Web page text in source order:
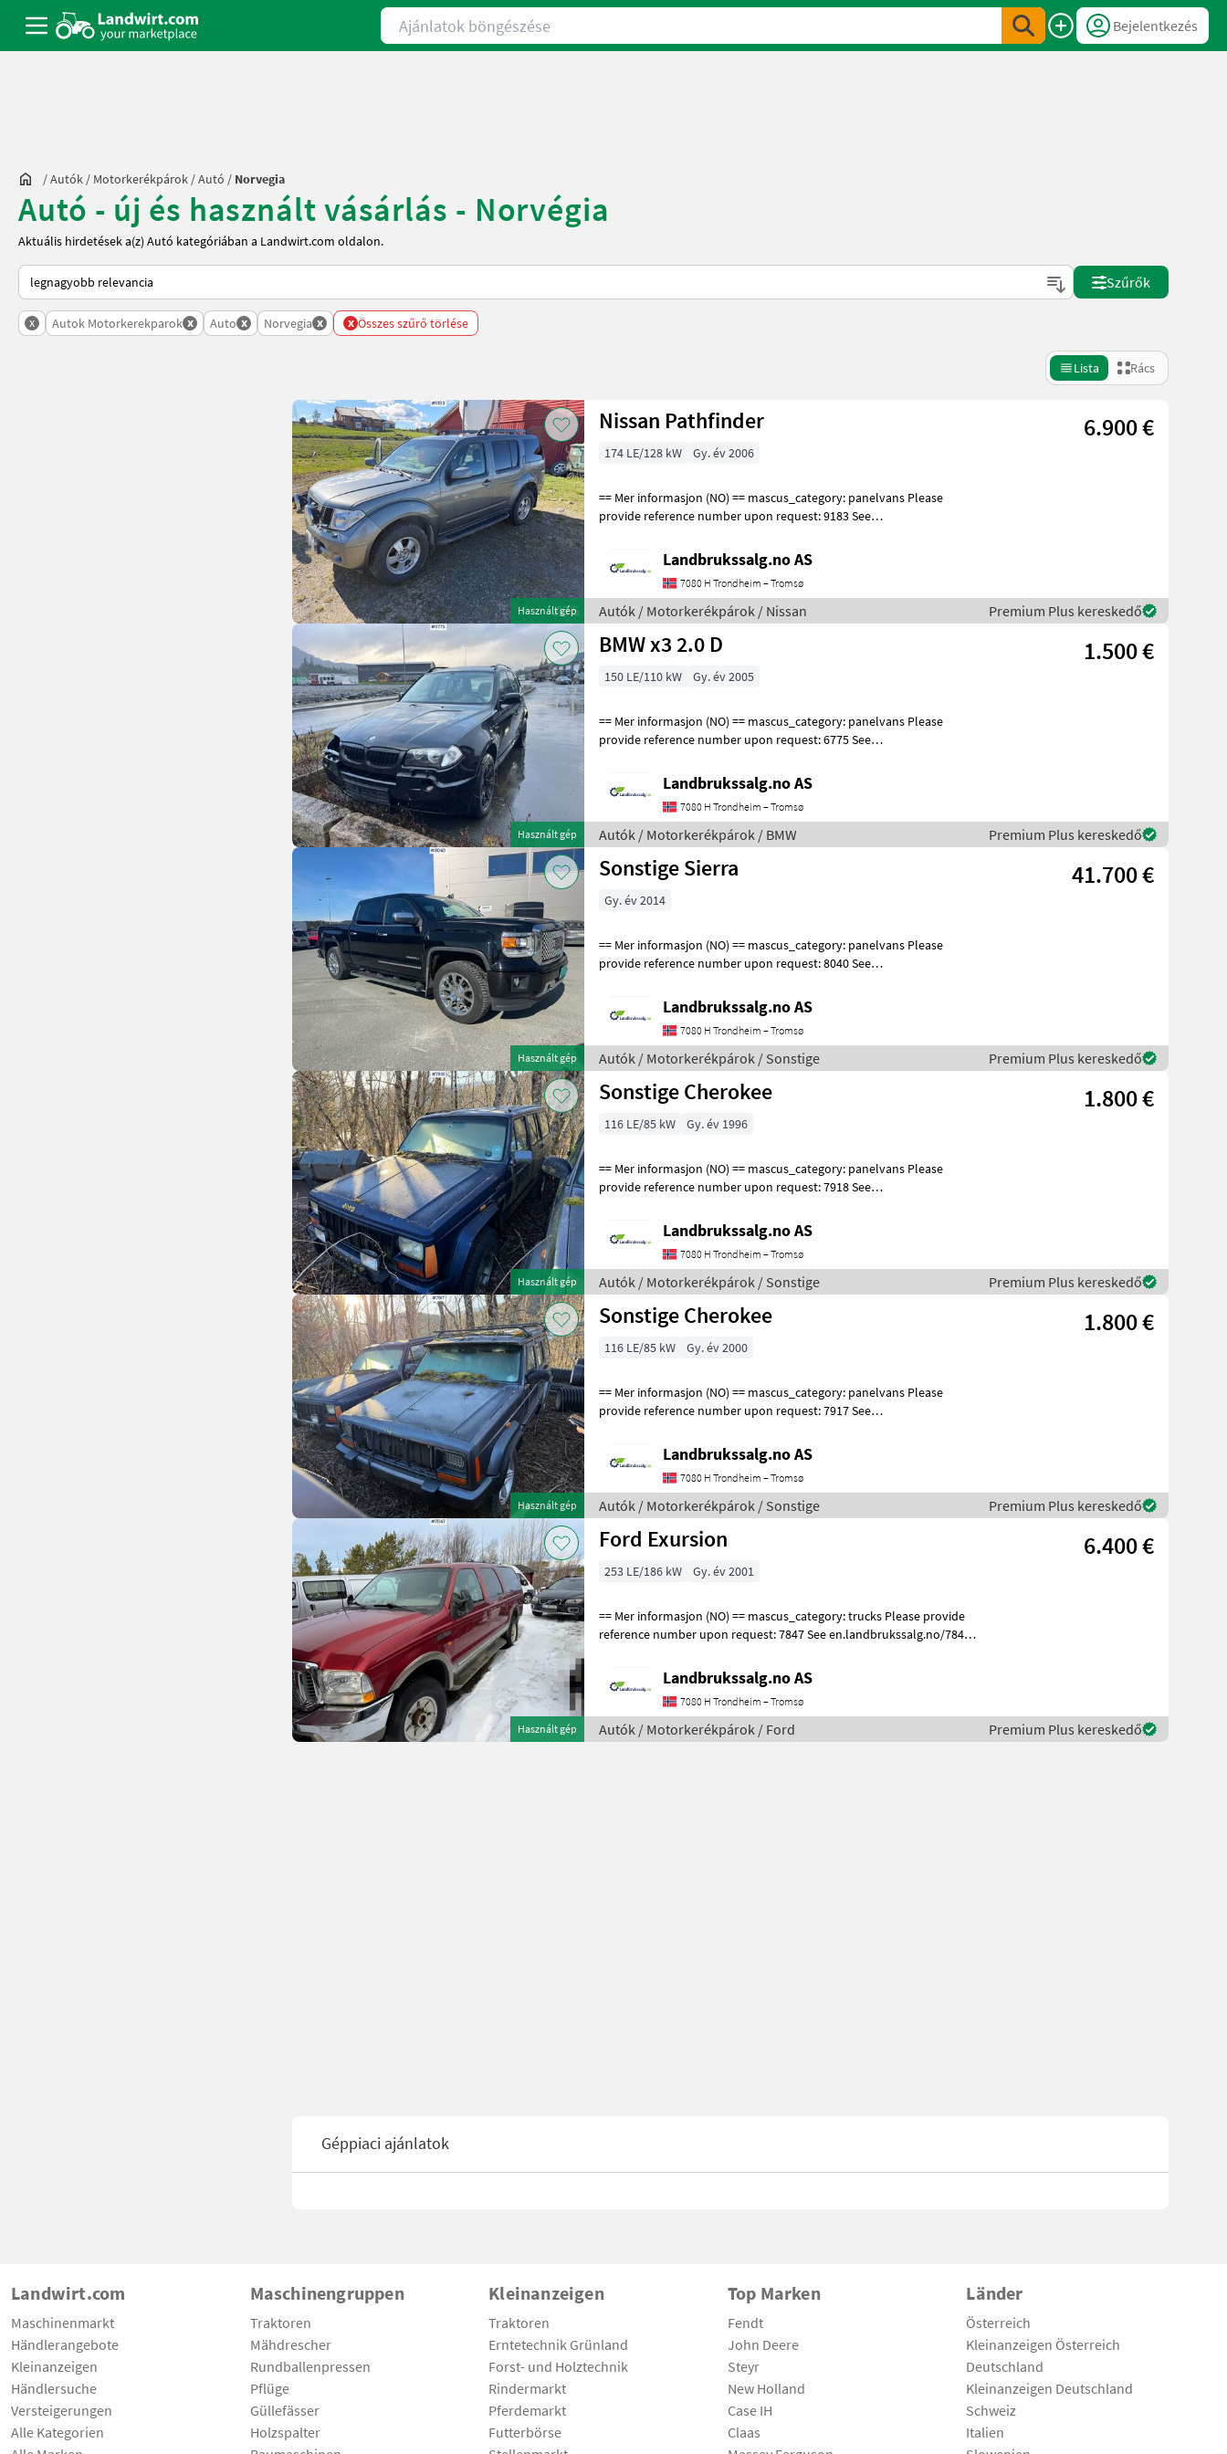
Ajánlatok böngészése
Bejelentkezés
/Autók / Motorkerékpárok /Autó / Norvegia
Autó - új és használt vásárlás - Norvégia
Aktuális hirdetések a(z) Autó kategóriában a Landwirt.com oldalon.
Így van sorba rendezve a Landwirt.com-on
Szűrők
x Autok Motorkerekparok x Auto x Norvegia x x Összes szűrő törlése
Lista Rács
Használt gép
Nissan Pathfinder 6.900 €
174 LE/128 kW Gy. év 2006
== Mer informasjon (NO) == mascus_category: panelvans Please
provide reference number upon request: 9183 See
Landbrukssalg.no AS
7080 H Trondheim – Tromsø
Autók / Motorkerékpárok / Nissan Premium Plus kereskedő
Használt gép
BMW x3 2.0 D 1.500 €
150 LE/110 kW Gy. év 2005
== Mer informasjon (NO) == mascus_category: panelvans Please
provide reference number upon request: 6775 See
Landbrukssalg.no AS
7080 H Trondheim – Tromsø
Autók / Motorkerékpárok / BMW Premium Plus kereskedő
Használt gép
Sonstige Sierra 41.700 €
Gy. év 2014
== Mer informasjon (NO) == mascus_category: panelvans Please
provide reference number upon request: 8040 See
Landbrukssalg.no AS
7080 H Trondheim – Tromsø
Autók / Motorkerékpárok / Sonstige Premium Plus kereskedő
Használt gép
Sonstige Cherokee 1.800 €
116 LE/85 kW Gy. év 1996
== Mer informasjon (NO) == mascus_category: panelvans Please
provide reference number upon request: 7918 See
Landbrukssalg.no AS
7080 H Trondheim – Tromsø
Autók / Motorkerékpárok / Sonstige Premium Plus kereskedő
Használt gép
Sonstige Cherokee 1.800 €
116 LE/85 kW Gy. év 2000
== Mer informasjon (NO) == mascus_category: panelvans Please
provide reference number upon request: 7917 See
Landbrukssalg.no AS
7080 H Trondheim – Tromsø
Autók / Motorkerékpárok / Sonstige Premium Plus kereskedő
Használt gép
Ford Exursion 6.400 €
253 LE/186 kW Gy. év 2001
== Mer informasjon (NO) == mascus_category: trucks Please provide
reference number upon request: 7847 See en.landbrukssalg.no/7847
Landbrukssalg.no AS
7080 H Trondheim – Tromsø
Autók / Motorkerékpárok / Ford Premium Plus kereskedő
Géppiaci ajánlatok
Landwirt.com
Maschinenmarkt
Händlerangebote
Kleinanzeigen
Händlersuche
Versteigerungen
Alle Kategorien
Maschinengruppen
Traktoren
Mähdrescher
Rundballenpressen
Pflüge
Güllefässer
Holzspalter
Kleinanzeigen
Traktoren
Erntetechnik Grünland
Forst- und Holztechnik
Rindermarkt
Pferdemarkt
Futterbörse
Top Marken
Fendt
John Deere
Steyr
New Holland
Case IH
Claas
Länder
Österreich
Kleinanzeigen Österreich
Deutschland
Kleinanzeigen Deutschland
Schweiz
Italien